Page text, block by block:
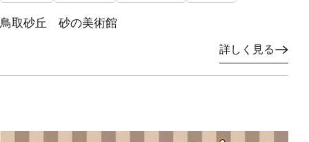
鳥取砂丘 砂の美術館
詳しく見る